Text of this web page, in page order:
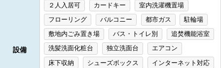
設備
２人入居可 カードキー
室内洗濯機置場
フローリング
バルコニー 都市ガス
駐輪場
敷地内ごみ置き場
バス・トイレ別
追焚機能浴室
洗髪洗面化粧台
独立洗面台
エアコン
床下収納
シューズボックス
インターネット対応